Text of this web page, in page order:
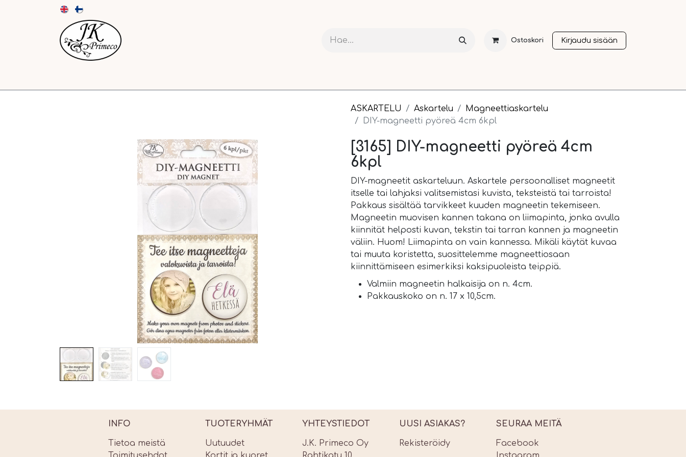
Ostoskori Kirjaudu sisään
ASKARTELU Askartelu
Magneettiaskartelu
DIY-magneetti pyöreä 4cm 6kpl
[3165] DIY-magneetti pyöreä 4cm
6kpl
DIY-magneetit askarteluun. Askartele persoonalliset magneetit
itselle tai lahjaksi valitsemistasi kuvista, teksteistä tai tarroista!
Pakkaus sisältää tarvikkeet kuuden magneetin tekemiseen.
Magneetin muovisen kannen takana on liimapinta, jonka avulla
kiinnität helposti kuvan, tekstin tai tarran kannen ja magneetin
väliin. Huom! Liimapinta on vain kannessa. Mikäli käytät kuvaa
tai muuta koristetta, suosittelemme magneettiosaan
kiinnittämiseen esimerkiksi kaksipuoleista teippiä.
Valmiin magneetin halkaisija on n. 4cm.
Pakkauskoko on n. 17 x 10,5cm.
INFO
Tietoa meistä
TUOTERYHMÄT
Uutuudet
YHTEYSTIEDOT
J.K. Primeco Oy
UUSI ASIAKAS?
Rekisteröidy
SEURAA MEITÄ
Facebook